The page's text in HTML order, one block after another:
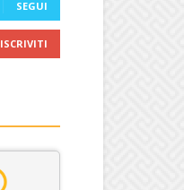
SEGUI
ISCRIVITI